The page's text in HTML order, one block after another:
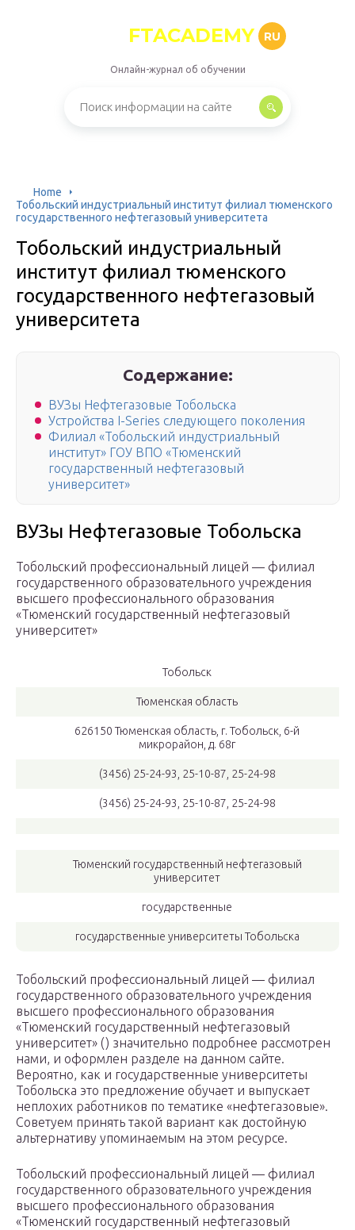
FTACADEMY RU
Онлайн-журнал об обучении
Home
Тобольский индустриальный институт филиал тюменского
государственного нефтегазовый университета
Тобольский индустриальный
институт филиал тюменского
государственного нефтегазовый
университета
Содержание:
ВУЗы Нефтегазовые Тобольска
Устройства I-Series следующего поколения
Филиал «Тобольский индустриальный
институт» ГОУ ВПО «Тюменский
государственный нефтегазовый
университет»
ВУЗы Нефтегазовые Тобольска
Тобольский профессиональный лицей — филиал
государственного образовательного учреждения
высшего профессионального образования
«Тюменский государственный нефтегазовый
университет»
Тобольск
Тюменская область
626150 Тюменская область, г. Тобольск, 6-й
микрорайон, д. 68г
(3456) 25-24-93, 25-10-87, 25-24-98
(3456) 25-24-93, 25-10-87, 25-24-98
Тюменский государственный нефтегазовый
университет
государственные
государственные университеты Тобольска
Тобольский профессиональный лицей — филиал
государственного образовательного учреждения
высшего профессионального образования
«Тюменский государственный нефтегазовый
университет» () значительно подробнее рассмотрен
нами, и оформлен разделе на данном сайте.
Вероятно, как и государственные университеты
Тобольска это предложение обучает и выпускает
неплохих работников по тематике «нефтегазовые».
Советуем принять такой вариант как достойную
альтернативу упоминаемым на этом ресурсе.
Тобольский профессиональный лицей — филиал
государственного образовательного учреждения
высшего профессионального образования
«Тюменский государственный нефтегазовый